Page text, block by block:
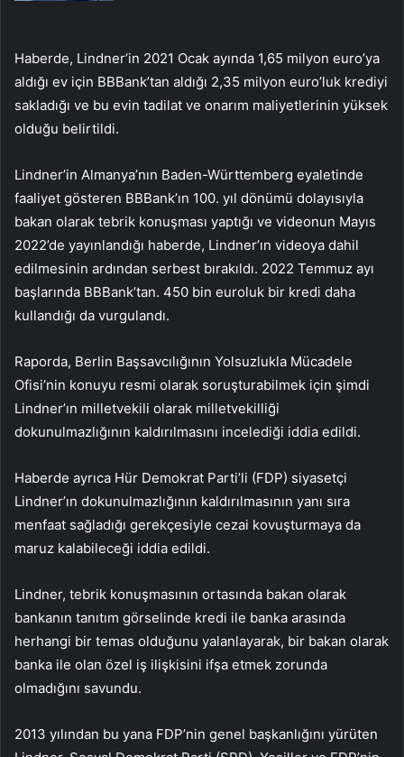
Haberde, Lindner’in 2021 Ocak ayında 1,65 milyon euro’ya
aldığı ev için BBBank’tan aldığı 2,35 milyon euro’luk krediyi
sakladığı ve bu evin tadilat ve onarım maliyetlerinin yüksek
olduğu belirtildi.
Lindner’in Almanya’nın Baden-Württemberg eyaletinde
faaliyet gösteren BBBank’ın 100. yıl dönümü dolayısıyla
bakan olarak tebrik konuşması yaptığı ve videonun Mayıs
2022’de yayınlandığı haberde, Lindner’ın videoya dahil
edilmesinin ardından serbest bırakıldı. 2022 Temmuz ayı
başlarında BBBank’tan. 450 bin euroluk bir kredi daha
kullandığı da vurgulandı.
Raporda, Berlin Başsavcılığının Yolsuzlukla Mücadele
Ofisi’nin konuyu resmi olarak soruşturabilmek için şimdi
Lindner’ın milletvekili olarak milletvekilliği
dokunulmazlığının kaldırılmasını incelediği iddia edildi.
Haberde ayrıca Hür Demokrat Parti’li (FDP) siyasetçi
Lindner’ın dokunulmazlığının kaldırılmasının yanı sıra
menfaat sağladığı gerekçesiyle cezai kovuşturmaya da
maruz kalabileceği iddia edildi.
Lindner, tebrik konuşmasının ortasında bakan olarak
bankanın tanıtım görselinde kredi ile banka arasında
herhangi bir temas olduğunu yalanlayarak, bir bakan olarak
banka ile olan özel iş ilişkisini ifşa etmek zorunda
olmadığını savundu.
2013 yılından bu yana FDP’nin genel başkanlığını yürüten